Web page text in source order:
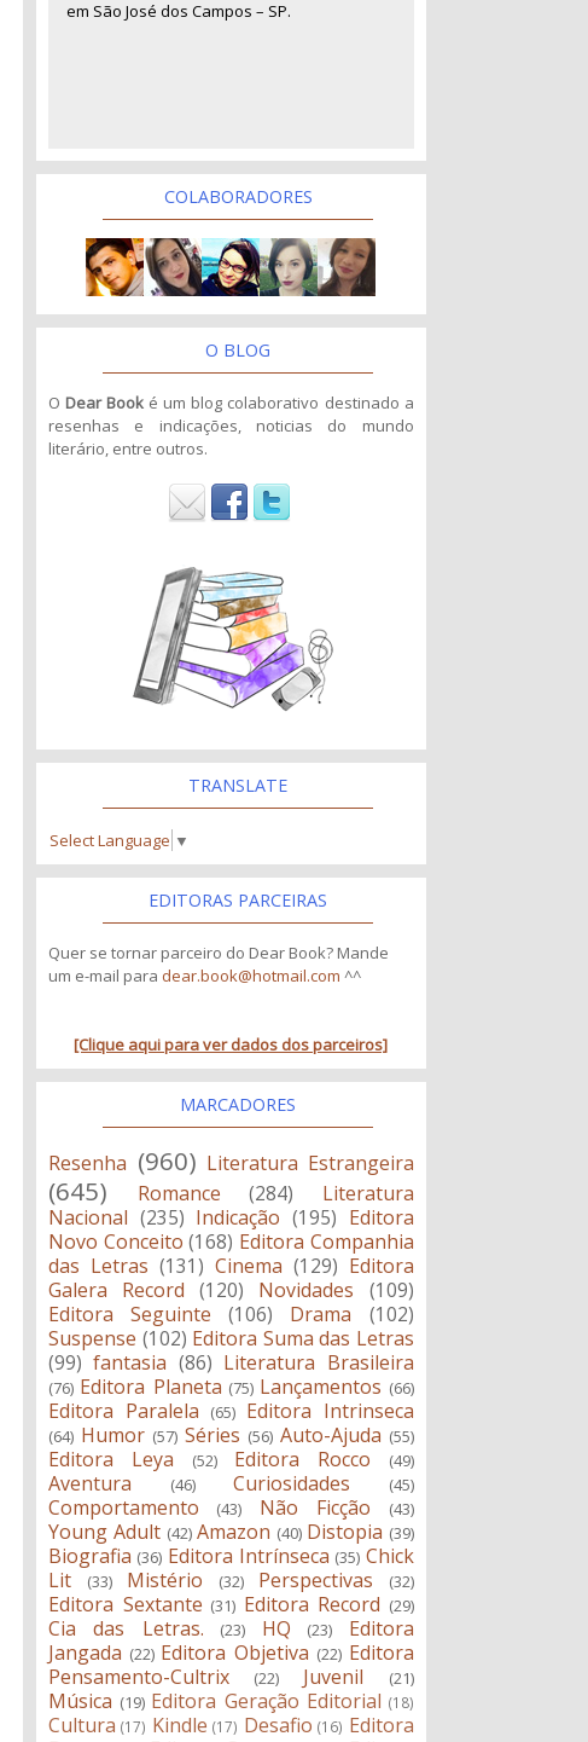
em São José dos Campos – SP.
COLABORADORES
O BLOG
O Dear Book é um blog colaborativo destinado a
resenhas e indicações, noticias do mundo
literário, entre outros.
TRANSLATE
Select Language ▼
EDITORAS PARCEIRAS
Quer se tornar parceiro do Dear Book? Mande
um e-mail para dear.book@hotmail.com ^^
[Clique aqui para ver dados dos parceiros]
MARCADORES
Resenha (960) Literatura Estrangeira
(645) Romance (284)
Literatura
Nacional (235) Indicação (195) Editora
Novo Conceito (168) Editora Companhia
das Letras (131) Cinema (129) Editora
Galera Record
(120) Novidades
(109)
Editora Seguinte
(106) Drama
(102)
Suspense (102) Editora Suma das Letras
(99) fantasia (86) Literatura Brasileira
(76) Editora Planeta (75) Lançamentos (66)
Editora Paralela (65) Editora Intrinseca
(64) Humor (57) Séries (56) Auto-Ajuda (55)
Editora Leya (52) Editora Rocco (49)
Aventura (46) Curiosidades (45)
Comportamento (43) Não Ficção (43)
Young Adult (42) Amazon (40) Distopia (39)
Biografia (36) Editora Intrínseca (35) Chick
Lit
(33) Mistério (32) Perspectivas (32)
Editora Sextante (31) Editora Record (29)
Cia das Letras. (23) HQ (23)
Editora
Jangada (22) Editora Objetiva (22) Editora
Pensamento-Cultrix
(22) Juvenil (21)
Música (19) Editora Geração Editorial (18)
Cultura (17) Kindle (17) Desafio (16) Editora